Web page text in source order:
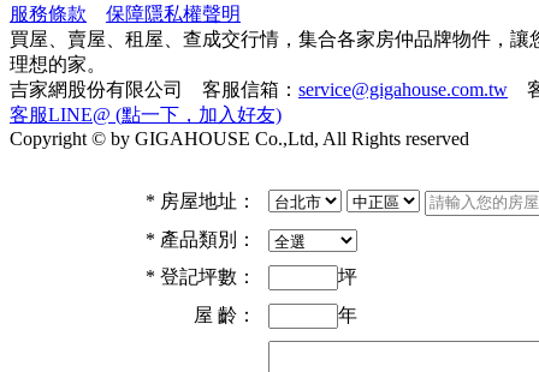
服務條款
保障隱私權聲明
買屋、賣屋、租屋、查成交行情，集合各家房仲品牌物件，
理想的家。
吉家網股份有限公司 客服信箱： service@gigahouse.com.tw
客服LINE@ (點一下，加入好友)
Copyright © by GIGAHOUSE Co.,Ltd, All Rights reserved